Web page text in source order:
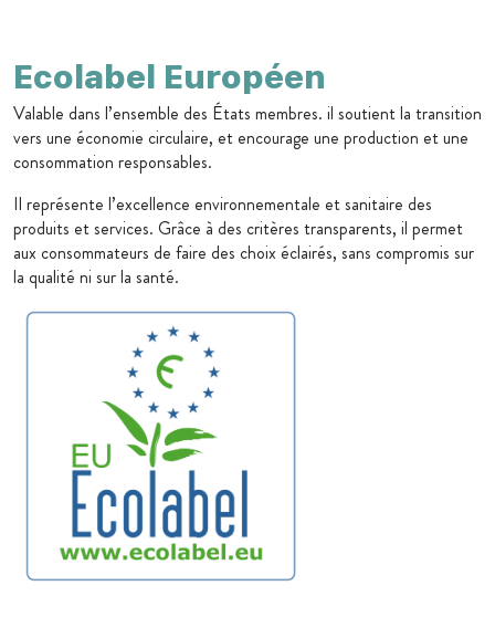
Ecolabel Européen
Valable dans l’ensemble des États membres. il soutient la transition
vers une économie circulaire, et encourage une production et une
consommation responsables.
Il représente l’excellence environnementale et sanitaire des
produits et services. Grâce à des critères transparents, il permet
aux consommateurs de faire des choix éclairés, sans compromis sur
la qualité ni sur la santé.